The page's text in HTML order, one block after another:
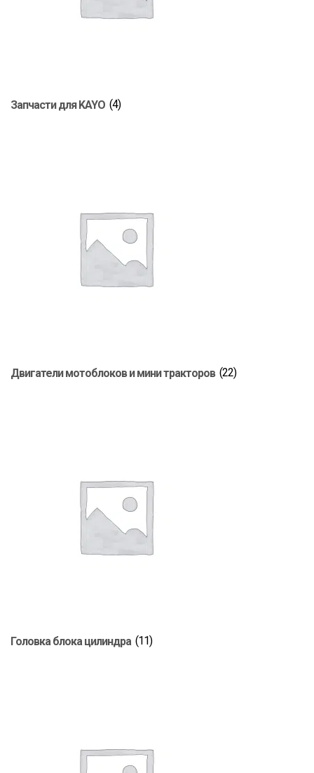
Запчасти для KAYO (4)
Двигатели мотоблоков и мини тракторов (22)
Головка блока цилиндра (11)